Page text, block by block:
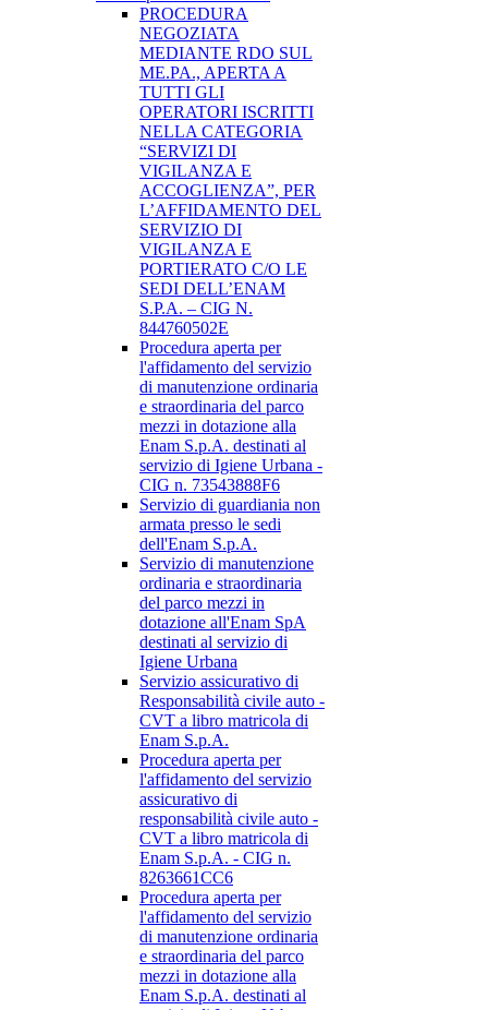
PROCEDURA
NEGOZIATA
MEDIANTE RDO SUL
ME.PA., APERTA A
TUTTI GLI
OPERATORI ISCRITTI
NELLA CATEGORIA
“SERVIZI DI
VIGILANZA E
ACCOGLIENZA”, PER
L’AFFIDAMENTO DEL
SERVIZIO DI
VIGILANZA E
PORTIERATO C/O LE
SEDI DELL’ENAM
S.P.A. – CIG N.
844760502E
Procedura aperta per
l'affidamento del servizio
di manutenzione ordinaria
e straordinaria del parco
mezzi in dotazione alla
Enam S.p.A. destinati al
servizio di Igiene Urbana -
CIG n. 73543888F6
Servizio di guardiania non
armata presso le sedi
dell'Enam S.p.A.
Servizio di manutenzione
ordinaria e straordinaria
del parco mezzi in
dotazione all'Enam SpA
destinati al servizio di
Igiene Urbana
Servizio assicurativo di
Responsabilità civile auto -
CVT a libro matricola di
Enam S.p.A.
Procedura aperta per
l'affidamento del servizio
assicurativo di
responsabilità civile auto -
CVT a libro matricola di
Enam S.p.A. - CIG n.
8263661CC6
Procedura aperta per
l'affidamento del servizio
di manutenzione ordinaria
e straordinaria del parco
mezzi in dotazione alla
Enam S.p.A. destinati al